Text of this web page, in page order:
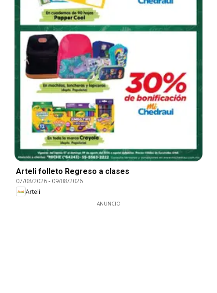
Arteli folleto Regreso a clases
07/08/2026- 09/08/2026
Arteli
ANUNCIO